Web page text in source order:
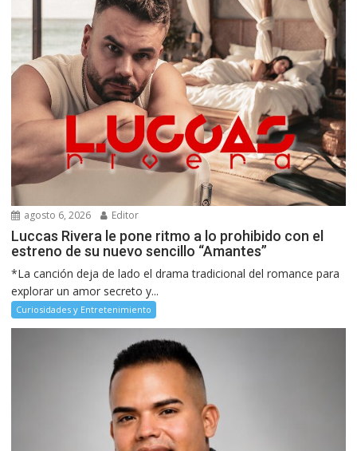
agosto 6, 2026 Editor
Luccas Rivera le pone ritmo a lo prohibido con el
estreno de su nuevo sencillo “Amantes”
*La canción deja de lado el drama tradicional del romance para
explorar un amor secreto y...
Curiosidades y Entretenimiento